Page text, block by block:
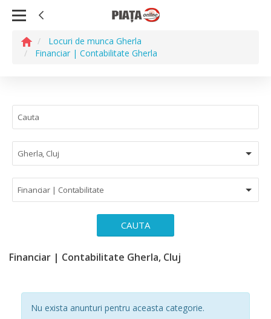
Locuri de munca Gherla
Financiar | Contabilitate Gherla
Gherla, Cluj
Financiar | Contabilitate
CAUTA
Financiar | Contabilitate Gherla, Cluj
Nu exista anunturi pentru aceasta categorie.